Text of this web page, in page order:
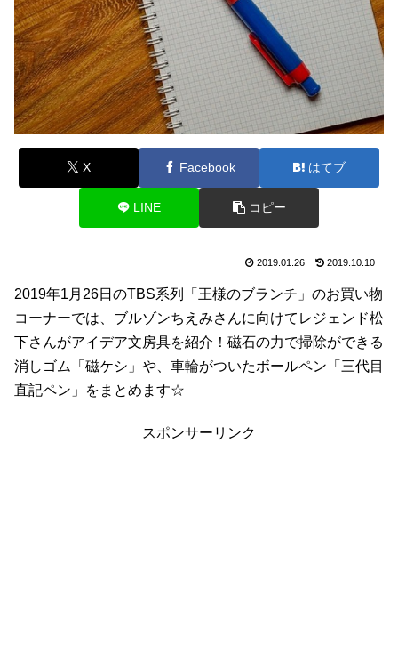
X Facebook はてブ
LINE コピー
2019.01.26 2019.10.10
2019年1月26日のTBS系列「王様のブランチ」のお買い物
コーナーでは、ブルゾンちえみさんに向けてレジェンド松
下さんがアイデア文房具を紹介！磁石の力で掃除ができる
消しゴム「磁ケシ」や、車輪がついたボールペン「三代目
直記ペン」をまとめます☆
スポンサーリンク